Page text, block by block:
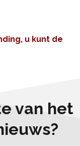
u kunt de
van het